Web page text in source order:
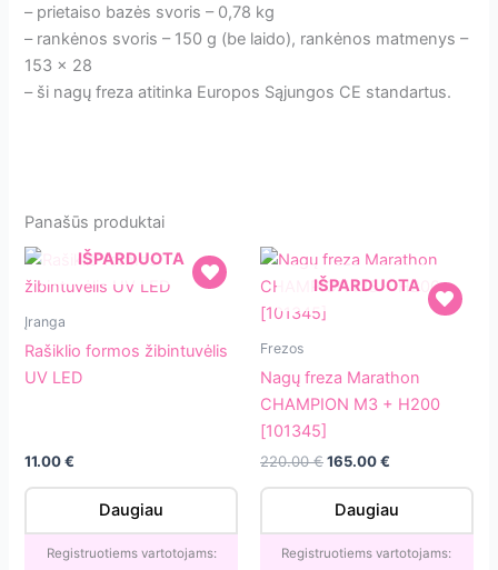
– prietaiso bazės svoris – 0,78 kg
– rankėnos svoris – 150 g (be laido), rankėnos matmenys –
153 x 28
– ši nagų freza atitinka Europos Sąjungos CE standartus.
Panašūs produktai
Rašiklio
IŠPARDUOTA
Įranga
Rašiklio formos žibintuvėlis
UV LED
11.00€
Daugiau
Registruotiems vartotojams:
Nagų
Marathon
CHAMPION
M3
+
IŠPARDUOTA
Frezos
Nagų freza Marathon
CHAMPION M3 + H200
[101345]
220.00€165.00€
Daugiau
Registruotiems vartotojams: